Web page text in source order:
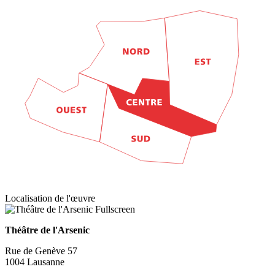
Localisation de l'œuvre
Fullscreen
Théâtre de l'Arsenic
Rue de Genève 57
1004 Lausanne